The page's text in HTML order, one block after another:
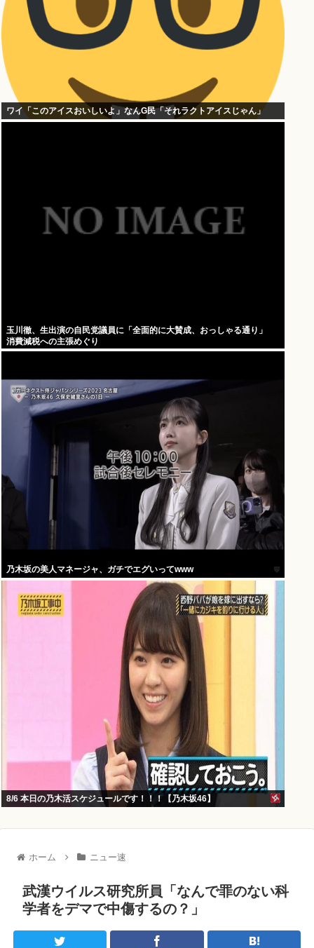
ワイ「このアイスおいしいよ」なんG民「それラクトアイスじゃん」
玉川徹、生出演の自民党議員に「全面的に大賛成、おっしゃる通り」
消費減税への主張めぐり
乃木坂の美人マネージャ、ガチでエグいってwww
8/6 本日の乃木活スケジュールです！！！【乃木坂46】
ホーム ニュー速
武漢ウイルス研究所員「なんで罪のない科
学者をデマで中傷するの？」